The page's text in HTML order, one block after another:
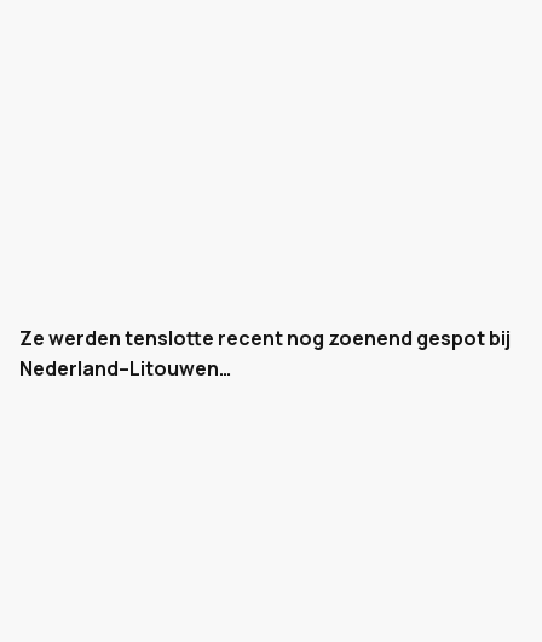
Ze werden tenslotte recent nog zoenend gespot bij
Nederland–Litouwen…